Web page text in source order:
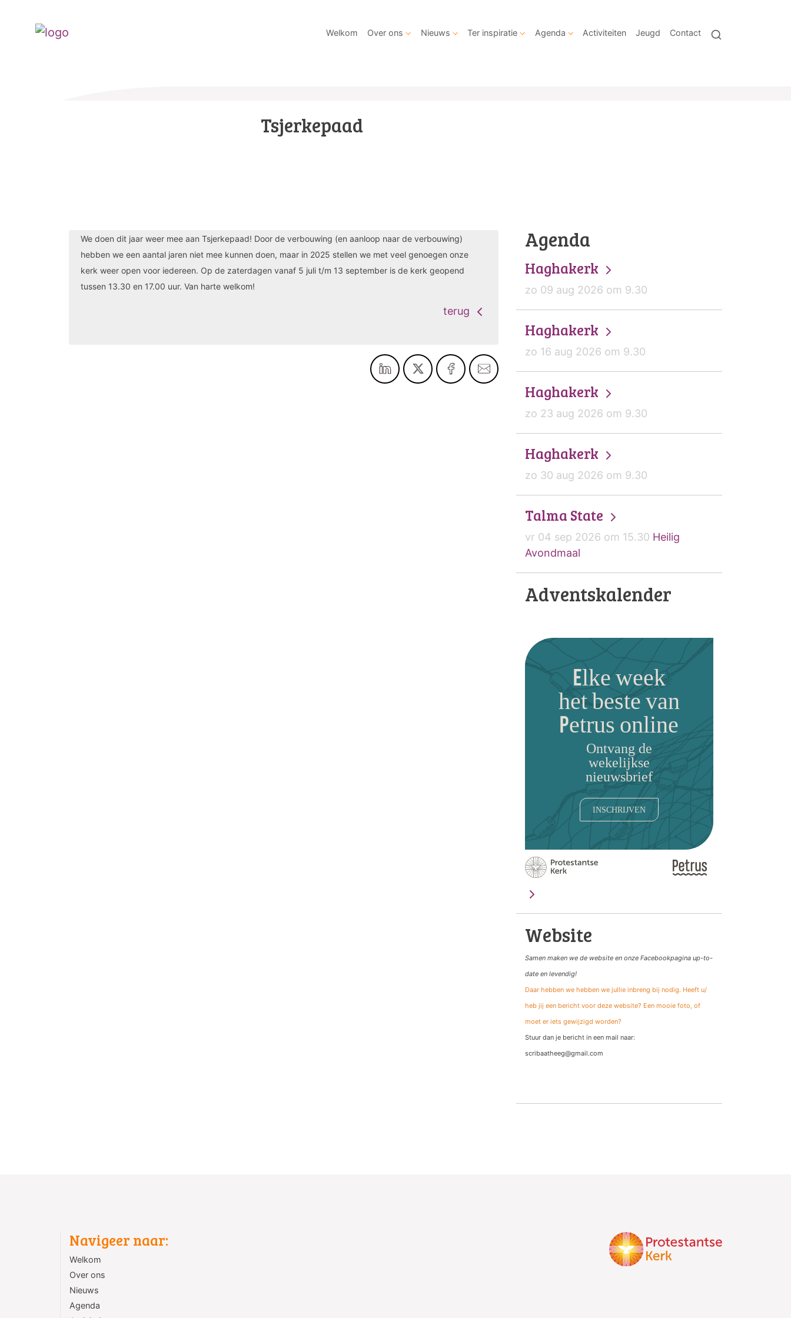
Welkom Over ons Nieuws Ter inspiratie Agenda Activiteiten Jeugd Contact
Tsjerkepaad
We doen dit jaar weer mee aan Tsjerkepaad! Door de verbouwing (en aanloop naar de verbouwing)
hebben we een aantal jaren niet mee kunnen doen, maar in 2025 stellen we met veel genoegen onze
kerk weer open voor iedereen. Op de zaterdagen vanaf 5 juli t/m 13 september is de kerk geopend
tussen 13.30 en 17.00 uur. Van harte welkom!
terug
Agenda
Haghakerk
zo 09 aug 2026 om 9.30
Haghakerk
zo 16 aug 2026 om 9.30
Haghakerk
zo 23 aug 2026 om 9.30
Haghakerk
zo 30 aug 2026 om 9.30
Talma State
vr 04 sep 2026 om 15.30 Heilig
Avondmaal
Adventskalender
Elke week
het beste van
Petrus online
Ontvang de
wekelijkse
nieuwsbrief
INSCHRIJVEN
Website
Samen maken we de website en onze Facebookpagina up-to-
date en levendig!
Daar hebben we hebben we jullie inbreng bij nodig. Heeft u/
heb jij een bericht voor deze website? Een mooie foto, of
moet er iets gewijzigd worden?
Stuur dan je bericht in een mail naar:
scribaatheeg@gmail.com
Navigeer naar:
Welkom
Over ons
Nieuws
Agenda